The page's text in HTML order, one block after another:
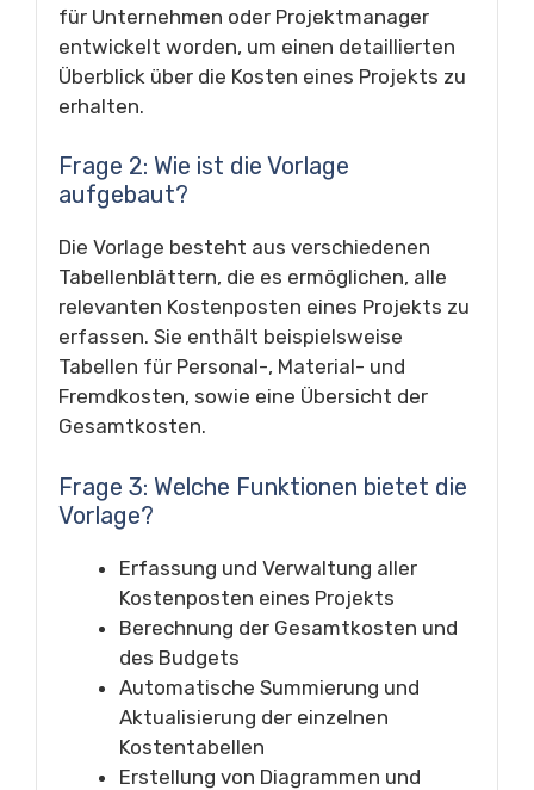
für Unternehmen oder Projektmanager
entwickelt worden, um einen detaillierten
Überblick über die Kosten eines Projekts zu
erhalten.
Frage 2: Wie ist die Vorlage
aufgebaut?
Die Vorlage besteht aus verschiedenen
Tabellenblättern, die es ermöglichen, alle
relevanten Kostenposten eines Projekts zu
erfassen. Sie enthält beispielsweise
Tabellen für Personal-, Material- und
Fremdkosten, sowie eine Übersicht der
Gesamtkosten.
Frage 3: Welche Funktionen bietet die
Vorlage?
Erfassung und Verwaltung aller
Kostenposten eines Projekts
Berechnung der Gesamtkosten und
des Budgets
Automatische Summierung und
Aktualisierung der einzelnen
Kostentabellen
Erstellung von Diagrammen und